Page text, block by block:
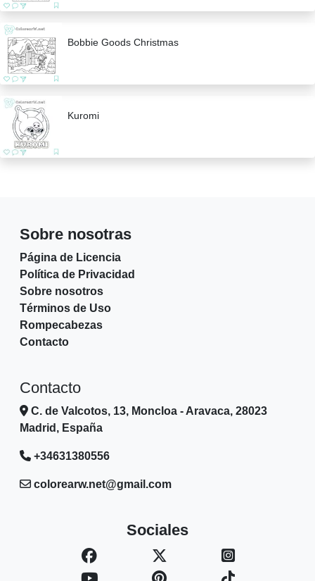
Bobbie Goods Christmas
Kuromi
Sobre nosotras
Página de Licencia
Política de Privacidad
Sobre nosotros
Términos de Uso
Rompecabezas
Contacto
Contacto
C. de Valcotos, 13, Moncloa - Aravaca, 28023
Madrid, España
+34631380556
colorearw.net@gmail.com
Sociales